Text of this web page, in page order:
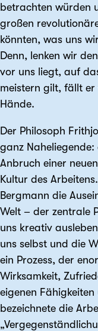
betrachten würden
großen
könnten, was uns
Denn, lenken wir
vor uns liegt, auf
meistern gilt, fällt er
Hände.
Der Philosoph
ganz
Anbruch einer
Kultur des
Bergmann die
Welt – der zentrale
uns kreativ
uns selbst und die
ein Prozess, der
Wirksamkeit,
eigenen
bezeichnete die